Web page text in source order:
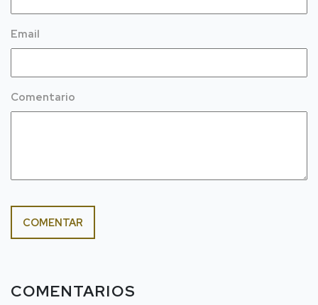
Email
Comentario
COMENTAR
COMENTARIOS